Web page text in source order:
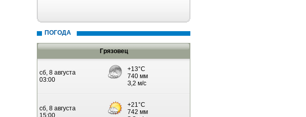
ПОГОДА
Грязовец